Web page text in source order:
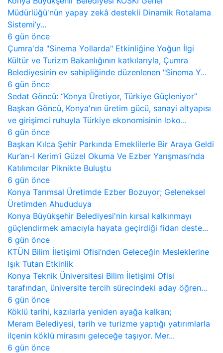
Müdürlüğü'nün yapay zekâ destekli Dinamik Rotalama
Sistemi’y...
6 gün önce
Çumra'da "Sinema Yollarda" Etkinliğine Yoğun İlgi
Kültür ve Turizm Bakanlığının katkılarıyla, Çumra
Belediyesinin ev sahipliğinde düzenlenen "Sinema Y...
6 gün önce
Sedat Göncü: “Konya Üretiyor, Türkiye Güçleniyor”
Başkan Göncü, Konya'nın üretim gücü, sanayi altyapısı
ve girişimci ruhuyla Türkiye ekonomisinin loko...
6 gün önce
Başkan Kılca Şehir Parkında Emeklilerle Bir Araya Geldi
Kur’an-I Kerim’i Güzel Okuma Ve Ezber Yarışması’nda
Katılımcılar Piknikte Buluştu
6 gün önce
Konya Tarımsal Üretimde Ezber Bozuyor; Geleneksel
Üretimden Ahududuya
Konya Büyükşehir Belediyesi'nin kırsal kalkınmayı
güçlendirmek amacıyla hayata geçirdiği fidan deste...
6 gün önce
KTÜN Bilim İletişimi Ofisi’nden Geleceğin Mesleklerine
Işık Tutan Etkinlik
Konya Teknik Üniversitesi Bilim İletişimi Ofisi
tarafından, üniversite tercih sürecindeki aday öğren...
6 gün önce
Köklü tarihi, kazılarla yeniden ayağa kalkan;
Meram Belediyesi, tarih ve turizme yaptığı yatırımlarla
ilçenin köklü mirasını geleceğe taşıyor. Mer...
6 gün önce